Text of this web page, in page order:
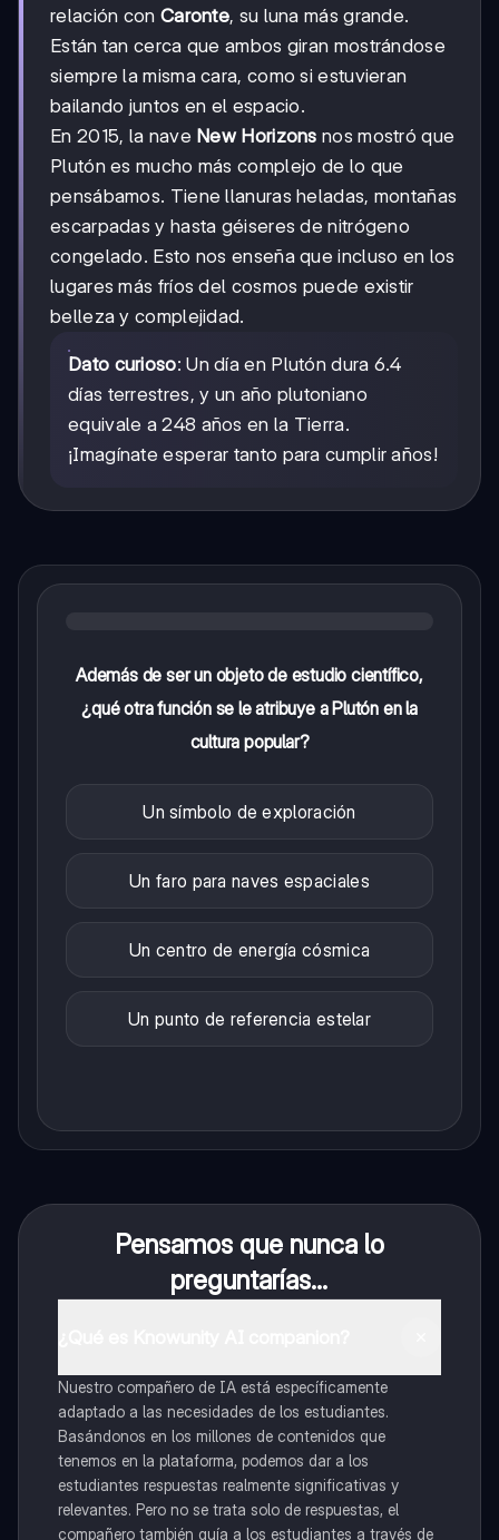
relación con Caronte, su luna más grande.
Están tan cerca que ambos giran mostrándose
siempre la misma cara, como si estuvieran
bailando juntos en el espacio.
En 2015, la nave New Horizons nos mostró que
Plutón es mucho más complejo de lo que
pensábamos. Tiene llanuras heladas, montañas
escarpadas y hasta géiseres de nitrógeno
congelado. Esto nos enseña que incluso en los
lugares más fríos del cosmos puede existir
belleza y complejidad.
Dato curioso: Un día en Plutón dura 6.4
días terrestres, y un año plutoniano
equivale a 248 años en la Tierra.
¡Imagínate esperar tanto para cumplir años!
Además de ser un objeto de estudio científico,
¿qué otra función se le atribuye a Plutón en la
cultura popular?
Un símbolo de exploración
Un faro para naves espaciales
Un centro de energía cósmica
Un punto de referencia estelar
Pensamos que nunca lo
preguntarías...
Nuestro compañero de IA está específicamente
adaptado a las necesidades de los estudiantes.
Basándonos en los millones de contenidos que
tenemos en la plataforma, podemos dar a los
estudiantes respuestas realmente significativas y
relevantes. Pero no se trata solo de respuestas, el
compañero también guía a los estudiantes a través de